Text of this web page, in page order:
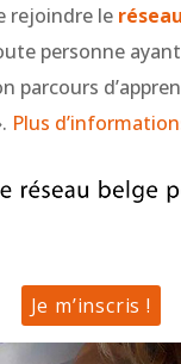
rejoindre le
personne
Plus
Je m’inscris !